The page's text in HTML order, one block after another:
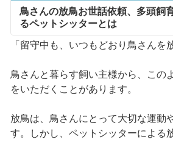
鳥さんの放鳥お世話依頼、多頭飼
るペットシッターとは
「留守中も、いつもどおり鳥さんを
鳥さんと暮らす飼い主様から、この
をいただくことがあります。
放鳥は、鳥さんにとって大切な運動
す。しかし、ペットシッターによる